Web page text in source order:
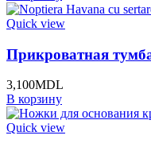
Quick view
Прикроватная
3,100MDL
В корзину
Quick view